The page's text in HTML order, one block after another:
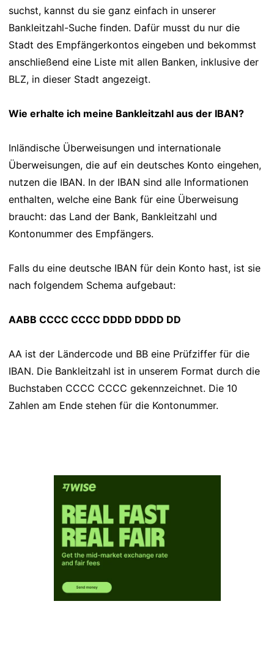
suchst, kannst du sie ganz einfach in unserer
Bankleitzahl-Suche finden. Dafür musst du nur die
Stadt des Empfängerkontos eingeben und bekommst
anschließend eine Liste mit allen Banken, inklusive der
BLZ, in dieser Stadt angezeigt.
Wie erhalte ich meine Bankleitzahl aus der IBAN?
Inländische Überweisungen und internationale
Überweisungen, die auf ein deutsches Konto eingehen,
nutzen die IBAN. In der IBAN sind alle Informationen
enthalten, welche eine Bank für eine Überweisung
braucht: das Land der Bank, Bankleitzahl und
Kontonummer des Empfängers.
Falls du eine deutsche IBAN für dein Konto hast, ist sie
nach folgendem Schema aufgebaut:
AABB CCCC CCCC DDDD DDDD DD
AA ist der Ländercode und BB eine Prüfziffer für die
IBAN. Die Bankleitzahl ist in unserem Format durch die
Buchstaben CCCC CCCC gekennzeichnet. Die 10
Zahlen am Ende stehen für die Kontonummer.